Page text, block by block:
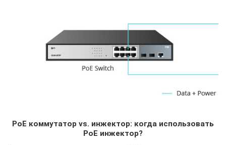
PoE коммутатор vs. инжектор: когда использовать
PoE инжектор?